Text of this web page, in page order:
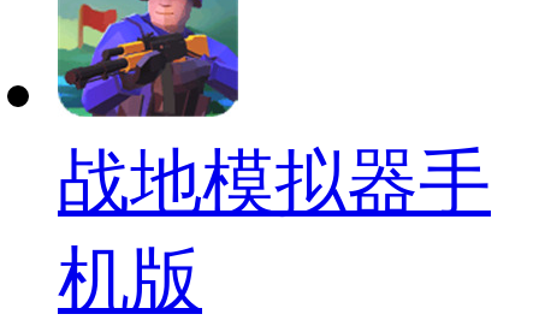
战地模拟器手
机版